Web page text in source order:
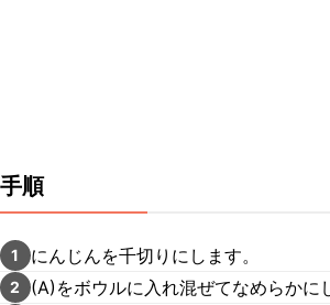
手順
1 にんじんを千切りにします。
2 (A)をボウルに入れ混ぜてなめらかに